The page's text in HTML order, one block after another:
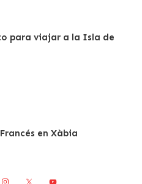
para viajar a la Isla de
en Xàbia